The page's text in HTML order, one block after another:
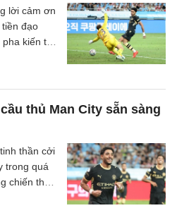
lời cảm ơn
đạo
kiến tạo
thủ Man City sẵn sàng
thần cởi
trong quá
chiến thuật